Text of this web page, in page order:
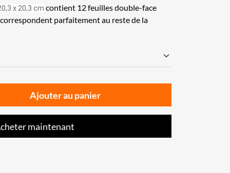
x 20,3 cm contient 12 feuilles double-face
parfaitement au reste de la
Ajouter au panier
maintenant